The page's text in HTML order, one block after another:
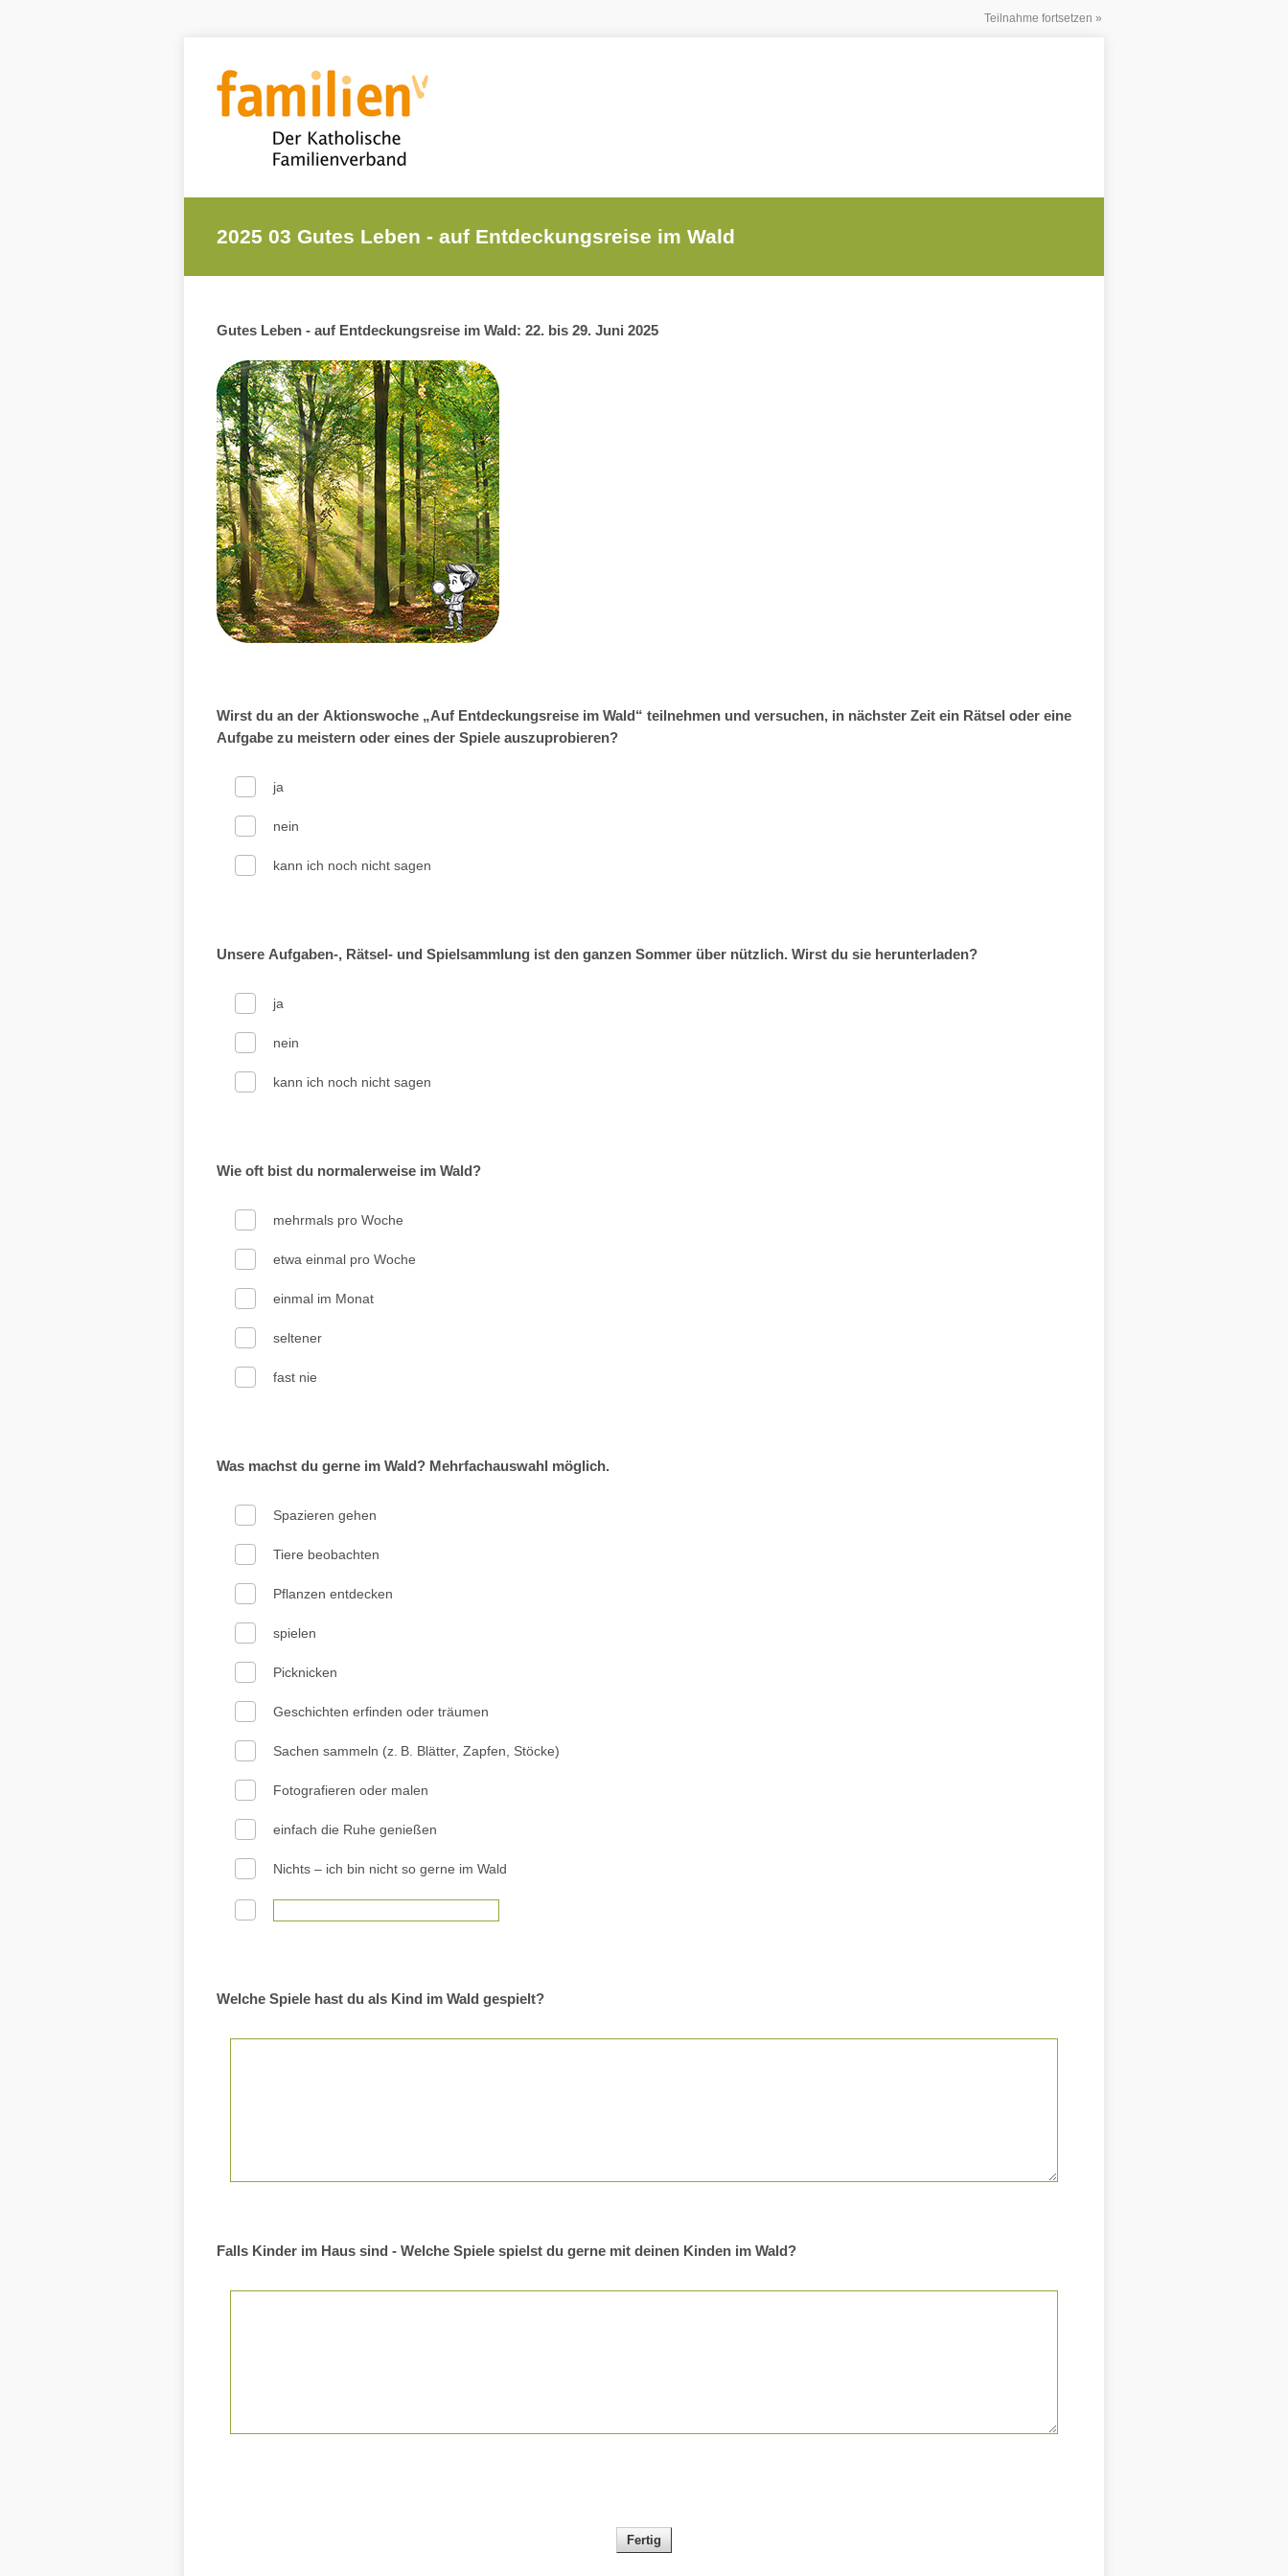
Teilnahme fortsetzen »
2025 03 Gutes Leben - auf Entdeckungsreise im Wald
Gutes Leben - auf Entdeckungsreise im Wald: 22. bis 29. Juni 2025
Wirst du an der Aktionswoche „Auf Entdeckungsreise im Wald“ teilnehmen und versuchen, in nächster Zeit ein Rätsel oder eine
Aufgabe zu meistern oder eines der Spiele auszuprobieren?
ja
nein
kann ich noch nicht sagen
Unsere Aufgaben-, Rätsel- und Spielsammlung ist den ganzen Sommer über nützlich. Wirst du sie herunterladen?
ja
nein
kann ich noch nicht sagen
Wie oft bist du normalerweise im Wald?
mehrmals pro Woche
etwa einmal pro Woche
einmal im Monat
seltener
fast nie
Was machst du gerne im Wald? Mehrfachauswahl möglich.
Spazieren gehen
Tiere beobachten
Pflanzen entdecken
spielen
Picknicken
Geschichten erfinden oder träumen
Sachen sammeln (z. B. Blätter, Zapfen, Stöcke)
Fotografieren oder malen
einfach die Ruhe genießen
Nichts – ich bin nicht so gerne im Wald
Welche Spiele hast du als Kind im Wald gespielt?
Falls Kinder im Haus sind - Welche Spiele spielst du gerne mit deinen Kinden im Wald?